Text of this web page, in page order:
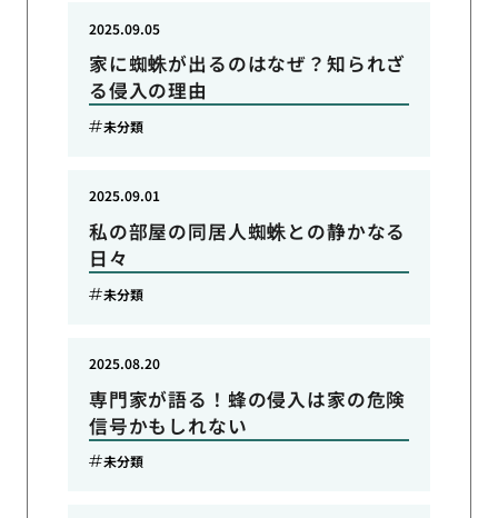
家に蜘蛛が出るのはなぜ？知られざ
る侵入の理由
2025.09.05
未分類
私の部屋の同居人蜘蛛との静かなる
日々
2025.09.01
未分類
専門家が語る！蜂の侵入は家の危険
信号かもしれない
2025.08.20
未分類